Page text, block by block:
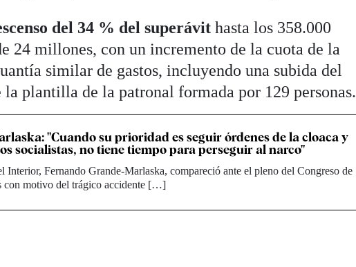
del 34 % del superávit hasta los 358.000
24 millones, con un incremento de la cuota de la
similar de gastos, incluyendo una subida del
la plantilla de la patronal formada por 129 personas.
"Cuando su prioridad es seguir órdenes de la cloaca y
socialistas, no tiene tiempo para perseguir al narco"
Interior, Fernando Grande-Marlaska, compareció ante el pleno del Congreso de
con motivo del trágico accidente […]